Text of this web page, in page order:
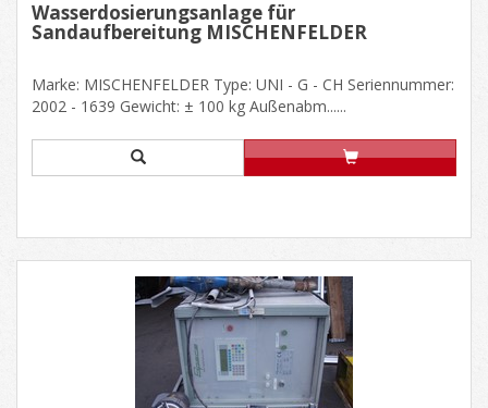
Wasserdosierungsanlage für
Sandaufbereitung MISCHENFELDER
Marke: MISCHENFELDER Type: UNI - G - CH Seriennummer:
2002 - 1639 Gewicht: ± 100 kg Außenabm......